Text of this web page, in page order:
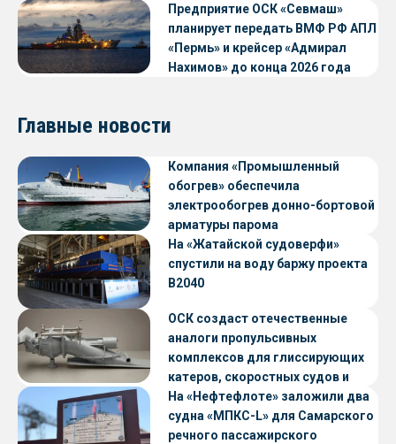
Предприятие ОСК «Севмаш»
планирует передать ВМФ РФ АПЛ
«Пермь» и крейсер «Адмирал
Нахимов» до конца 2026 года
Главные новости
Компания «Промышленный
обогрев» обеспечила
электрообогрев донно-бортовой
арматуры парома
«Петропавловск» проекта CNF22
На «Жатайской судоверфи»
спустили на воду баржу проекта
В2040
ОСК создаст отечественные
аналоги пропульсивных
комплексов для глиссирующих
катеров, скоростных судов и
судов с малой осадкой
На «Нефтефлоте» заложили два
судна «МПКС-L» для Самарского
речного пассажирского